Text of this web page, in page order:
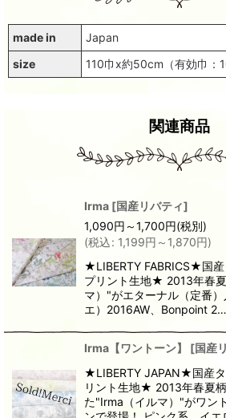
made in
Japan
size
110巾x約50cm（有効巾：
関連商品
Irma [国産リバティ]
1,090円 ～1,700円(税別)
(税込: 1,199円 ～1,870円)
★LIBERTY FABRICS★国産
プリント生地★ 2013年春
マ）"がエターナル（定番
エ）2016AW、Bonpoint 2…
Irma【ワントーン】 [国産
★LIBERTY JAPAN★国産
リント生地★ 2013年春夏
た"Irma（イルマ）"がワン